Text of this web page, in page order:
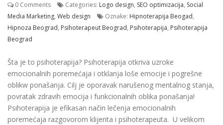
0 Comments Categories: Logo design, SEO optimizacija, Social
Media Marketing, Web design Oznake: Hipnoterapija Beogad,
Hipnoza Beograd, Psihoterapeut Beograd, Psihoterapija, Psihoterapija
Beograd
Šta je to psihoterapija? Psihoterapija otkriva uzroke
emocionalnih poremećaja i otklanja loše emocije i pogrešne
oblikw ponašanja. Cilj je oporavak narušenog mentalnog stanja,
povratak zdravih emocija i funkcionalnih oblika ponašanja!
Psihoterapija je efikasan način lečenja emocionalnih
poremećaja razgovorom klijenta i psihoterapeuta. U velikom